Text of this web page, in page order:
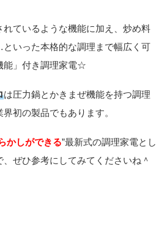
れているような機能に加え、炒め料
いった本格的な調理まで幅広く可
能」付き調理家電☆
は圧力鍋とかきまぜ機能を持つ調理
初の製品でもあります。
かしができる”最新式の調理家電とし
ぜひ参考にしてみてくださいね＾